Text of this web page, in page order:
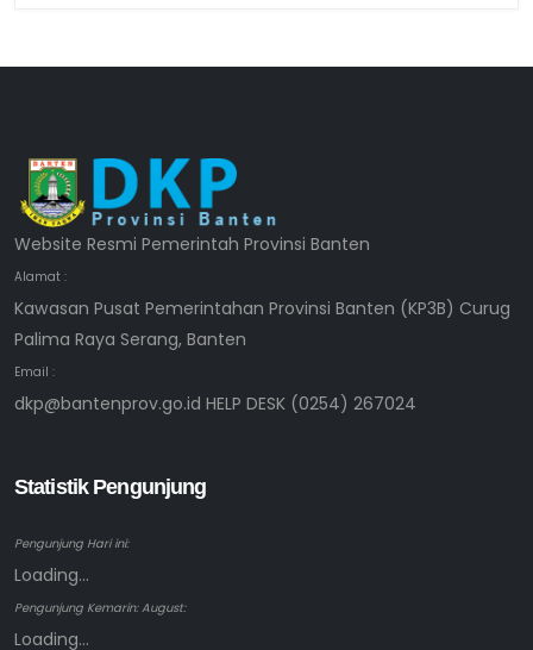
Website Resmi Pemerintah Provinsi Banten
Alamat :
Kawasan Pusat Pemerintahan Provinsi Banten (KP3B) Curug
Palima Raya Serang, Banten
Email :
dkp@bantenprov.go.id HELP DESK (0254) 267024
Statistik Pengunjung
Pengunjung Hari ini:
Loading...
Pengunjung Kemarin: August:
Loading...